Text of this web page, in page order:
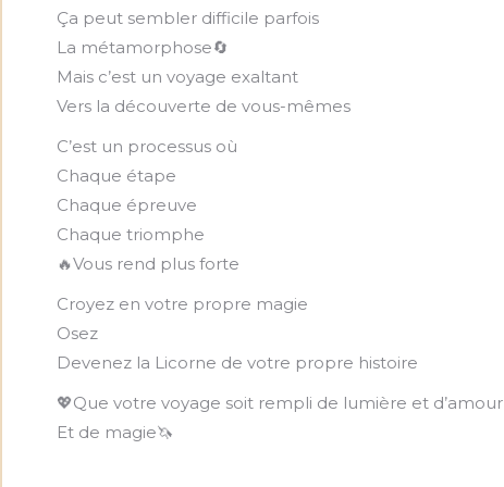
Ça peut sembler difficile parfois
La métamorphose🔄
Mais c’est un voyage exaltant
Vers la découverte de vous-mêmes
C’est un processus où
Chaque étape
Chaque épreuve
Chaque triomphe
🔥Vous rend plus forte
Croyez en votre propre magie
Osez
Devenez la Licorne de votre propre histoire
💖Que votre voyage soit rempli de lumière et d’amour
Et de magie🦄